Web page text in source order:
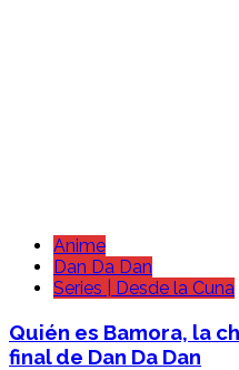
Anime
Dan Da Dan
Series | Desde la Cuna
Quién es Bamora, la
final de Dan Da Dan